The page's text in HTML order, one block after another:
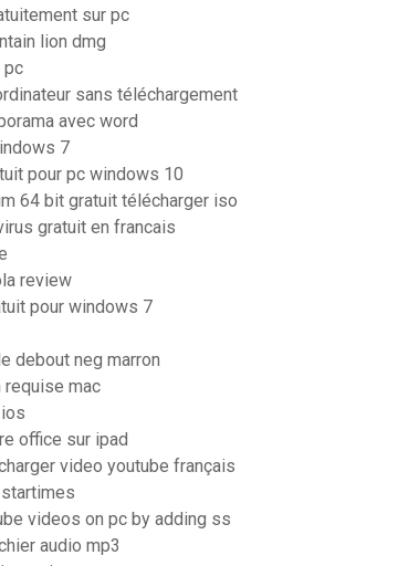
sur pc
lion dmg
pc
sans téléchargement
avec word
7
pour pc windows 10
64 bit gratuit télécharger iso
gratuit en francais
review
pour windows 7
debout neg marron
mac
office sur ipad
video youtube français
videos on pc by adding ss
audio mp3